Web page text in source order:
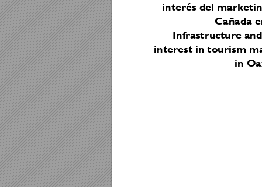
interés del
Cañada
Infrastructure
interest in tourism
in